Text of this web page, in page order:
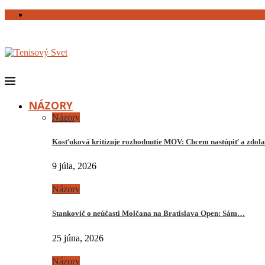
NÁZORY
Názory
Kosťuková kritizuje rozhodnutie MOV: Chcem nastúpiť a
9 júla, 2026
Názory
Stankovič o neúčasti Molčana na Bratislava Open: Sám…
25 júna, 2026
Názory